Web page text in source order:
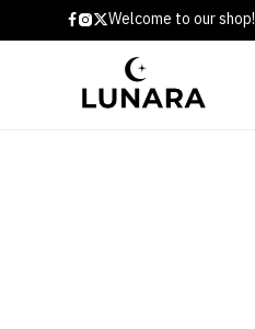
Welcome to our shop!